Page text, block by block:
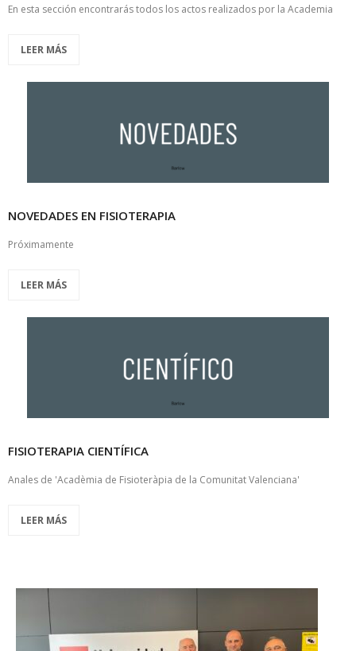
En esta sección encontrarás todos los actos realizados por la Academia
LEER MÁS
NOVEDADES EN FISIOTERAPIA
Próximamente
LEER MÁS
FISIOTERAPIA CIENTÍFICA
Anales de 'Acadèmia de Fisioteràpia de la Comunitat Valenciana'
LEER MÁS